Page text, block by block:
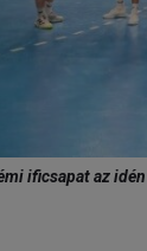
ificsapat az